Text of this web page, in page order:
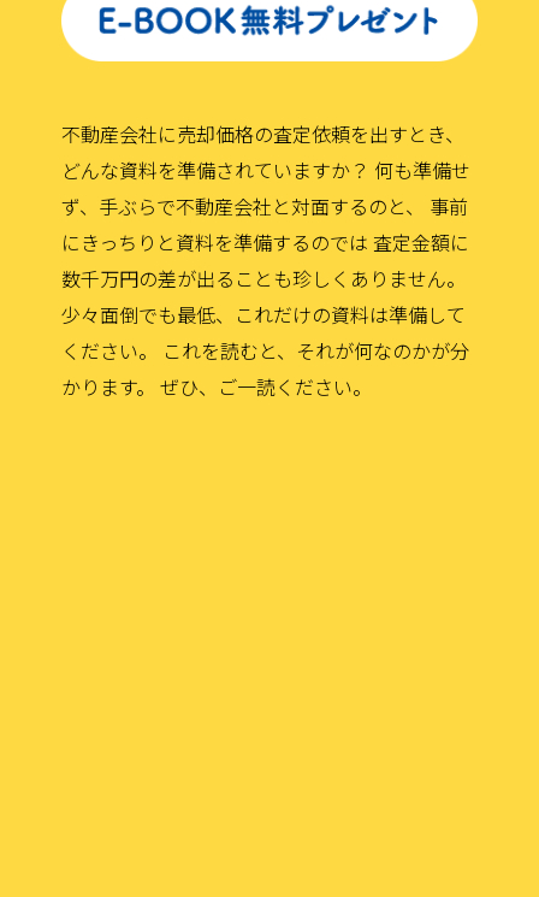
不動産会社に売却価格の査定依頼を出すとき、
どんな資料を準備されていますか？‬ 何も準備せ
ず、手ぶらで不動産会社と対面するのと、
事前
にきっちりと資料を準備するのでは 査定金額に
数千万円の差が出ることも珍しくありません。
少々面倒でも最低、これだけの資料は準備して
ください。
これを読むと、それが何なのかが分
かります。 ぜひ、ご一読ください。